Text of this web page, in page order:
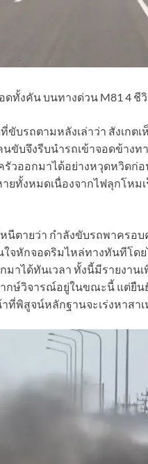
ดทั้งคัน บนทางด่วน M81 4 ชี
ขับรถตามหลังเล่าว่า สังเกต
ขับจึงรีบนำรถเข้าจอดข้างท
วออกมาได้อย่างหวุดหวิดก่
ยทั้งหมดเนื่องจากไฟลุกโห
นีตายว่า กำลังขับรถพาครอ
จหักจอดริมไหล่ทางทันทีโด
มาได้ทันเวลา ทั้งนี้มีรายงา
กษ์วิจารณ์อยู่ในขณะนี้ แต่ยืน
ที่พิสูจน์หลักฐานจะเร่งหาสา